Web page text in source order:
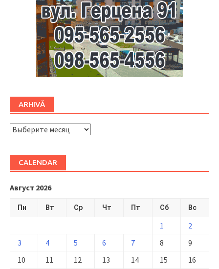
ARHIVĂ
ARHIVĂ
CALENDAR
Август 2026
Пн Вт Ср Чт Пт Сб Вс
1
2
3
4 5 6 7 8
9
10
11 12 13 14 15
16